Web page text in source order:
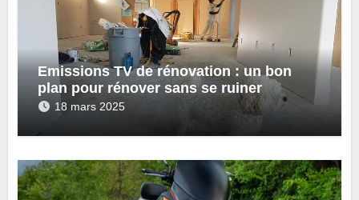
Emissions TV de rénovation : un bon
plan pour rénover sans se ruiner
18 mars 2025